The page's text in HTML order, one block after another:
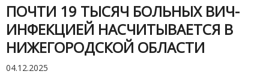
ПОЧТИ 19 ТЫСЯЧ БОЛЬНЫХ ВИЧ-
ИНФЕКЦИЕЙ НАСЧИТЫВАЕТСЯ В
НИЖЕГОРОДСКОЙ ОБЛАСТИ
04.12.2025